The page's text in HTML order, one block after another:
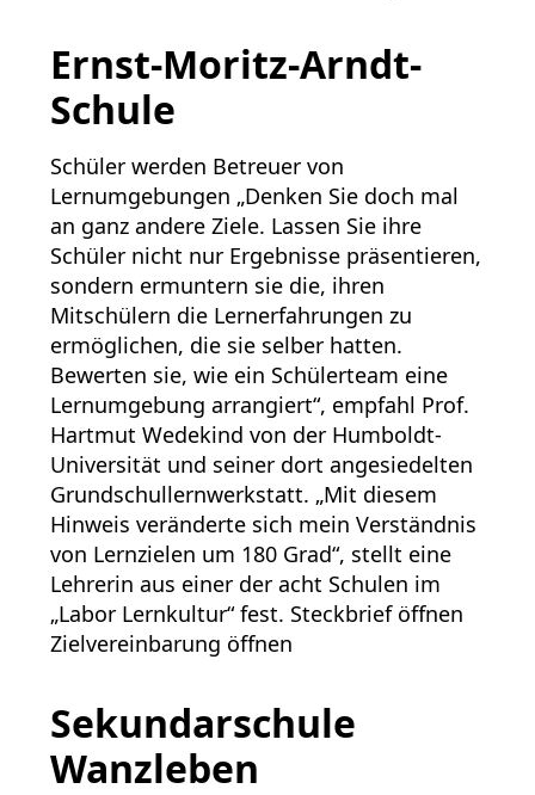
Ernst-Moritz-Arndt-
Schule
Schüler werden Betreuer von
Lernumgebungen „Denken Sie doch mal
an ganz andere Ziele. Lassen Sie ihre
Schüler nicht nur Ergebnisse präsentieren,
sondern ermuntern sie die, ihren
Mitschülern die Lernerfahrungen zu
ermöglichen, die sie selber hatten.
Bewerten sie, wie ein Schülerteam eine
Lernumgebung arrangiert“, empfahl Prof.
Hartmut Wedekind von der Humboldt-
Universität und seiner dort angesiedelten
Grundschullernwerkstatt. „Mit diesem
Hinweis veränderte sich mein Verständnis
von Lernzielen um 180 Grad“, stellt eine
Lehrerin aus einer der acht Schulen im
„Labor Lernkultur“ fest. Steckbrief öffnen
Zielvereinbarung öffnen
Sekundarschule
Wanzleben